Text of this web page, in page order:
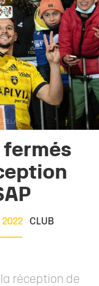
fermés
2022 CLUB
la réception de